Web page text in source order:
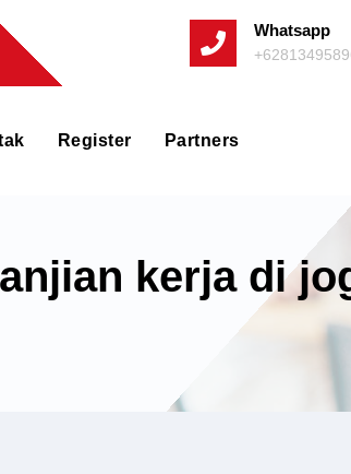
Whatsapp
Register Partners
kerja di